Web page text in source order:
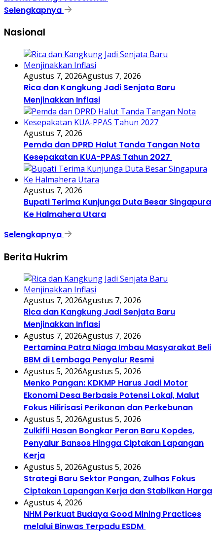
Selengkapnya
Nasional
Agustus 7, 2026Agustus 7, 2026
Rica dan Kangkung Jadi Senjata Baru
Menjinakkan Inflasi
Agustus 7, 2026
Pemda dan DPRD Halut Tanda Tangan Nota
Kesepakatan KUA-PPAS Tahun 2027
Agustus 7, 2026
Bupati Terima Kunjunga Duta Besar Singapura
Ke Halmahera Utara
Selengkapnya
Berita Hukrim
Agustus 7, 2026Agustus 7, 2026
Rica dan Kangkung Jadi Senjata Baru
Menjinakkan Inflasi
Agustus 7, 2026Agustus 7, 2026
Pertamina Patra Niaga Imbau Masyarakat Beli
BBM di Lembaga Penyalur Resmi
Agustus 5, 2026Agustus 5, 2026
Menko Pangan: KDKMP Harus Jadi Motor
Ekonomi Desa Berbasis Potensi Lokal, Malut
Fokus Hilirisasi Perikanan dan Perkebunan
Agustus 5, 2026Agustus 5, 2026
Zulkifli Hasan Bongkar Peran Baru Kopdes,
Penyalur Bansos Hingga Ciptakan Lapangan
Kerja
Agustus 5, 2026Agustus 5, 2026
Strategi Baru Sektor Pangan, Zulhas Fokus
Ciptakan Lapangan Kerja dan Stabilkan Harga
Agustus 4, 2026
NHM Perkuat Budaya Good Mining Practices
melalui Binwas Terpadu ESDM